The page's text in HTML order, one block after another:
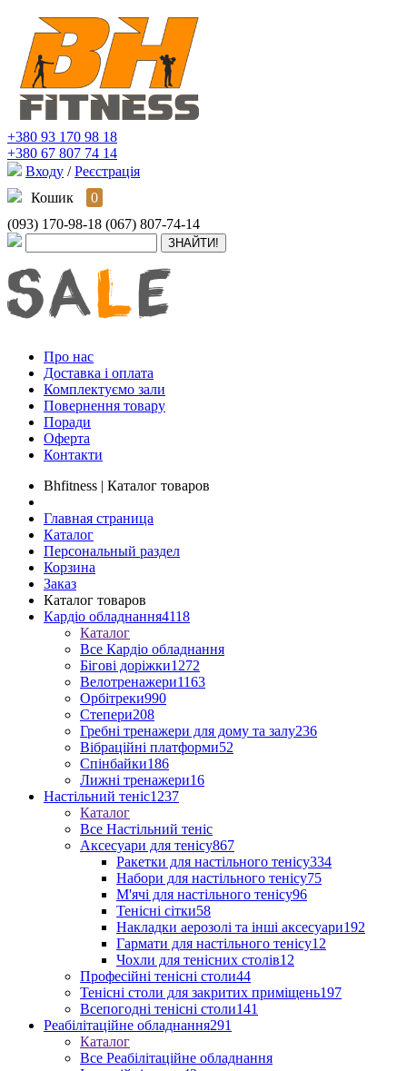
+380 93 170 98 18
+380 67 807 74 14
Входу / Реєстрація
Кошик
0
(093) 170-98-18 (067) 807-74-14
Про нас
Доставка і оплата
Комплектуємо зали
Повернення товару
Поради
Оферта
Контакти
Bhfitness | Каталог товаров
Главная страница
Каталог
Персональный раздел
Корзина
Заказ
Каталог товаров
Кардіо обладнання4118
Каталог
Все Кардіо обладнання
Бігові доріжки1272
Велотренажери1163
Орбітреки990
Степери208
Гребні тренажери для дому та залу236
Вібраційні платформи52
Спінбайки186
Лижні тренажери16
Настільний теніс1237
Каталог
Все Настільний теніс
Аксесуари для тенісу867
Ракетки для настільного тенісу334
Набори для настільного тенісу75
М'ячі для настільного тенісу96
Тенісні сітки58
Накладки аерозолі та інші аксесуари192
Гармати для настільного тенісу12
Чохли для тенісних столів12
Професійні тенісні столи44
Тенісні столи для закритих приміщень197
Всепогодні тенісні столи141
Реабілітаційне обладнання291
Каталог
Все Реабілітаційне обладнання